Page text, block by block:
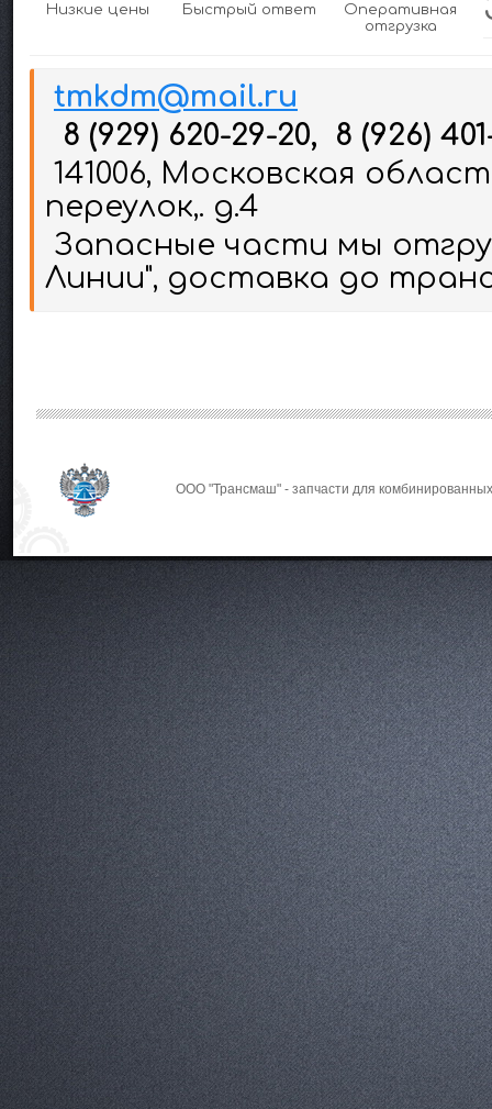
Низкие цены Быстрый ответ
Оперативная
отгрузка
tmkdm@mail.ru
8 (929) 620-29-20, 8 (926)
141006, Московская
переулок,. д.4
Запасные части мы
Линии", доставка до
ООО "Трансмаш" - запчасти для